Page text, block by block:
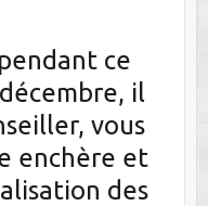
ce
il
vous
enchère et
des